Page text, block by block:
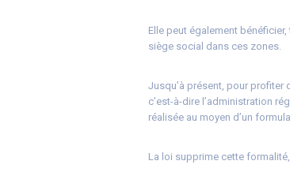
Elle peut également
siège social dans ces zones.
Jusqu’à présent, pour profiter
c’est-à-dire l’administration
réalisée au moyen d’un
La loi supprime cette